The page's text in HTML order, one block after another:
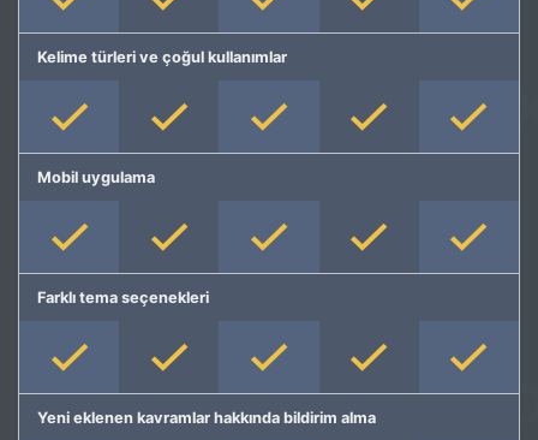
Kelime türleri ve çoğul kullanımlar
Mobil uygulama
Farklı tema seçenekleri
Yeni eklenen kavramlar hakkında bildirim alma